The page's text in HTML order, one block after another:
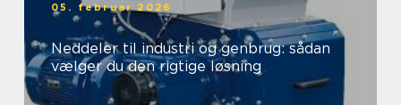
05. februar 2026
Neddeler til industri og genbrug: sådan
vælger du den rigtige løsning